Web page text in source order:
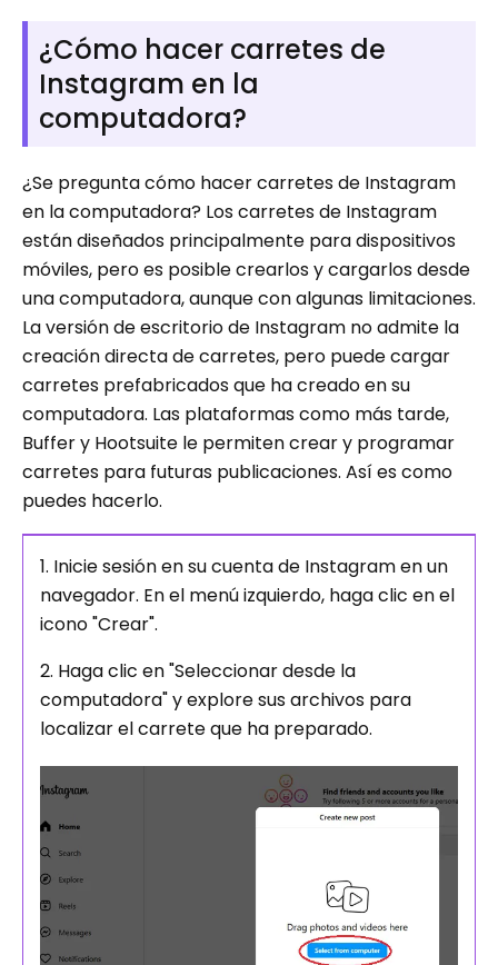
¿Cómo hacer carretes de
Instagram en la
computadora?
¿Se pregunta cómo hacer carretes de Instagram
en la computadora? Los carretes de Instagram
están diseñados principalmente para dispositivos
móviles, pero es posible crearlos y cargarlos desde
una computadora, aunque con algunas limitaciones.
La versión de escritorio de Instagram no admite la
creación directa de carretes, pero puede cargar
carretes prefabricados que ha creado en su
computadora. Las plataformas como más tarde,
Buffer y Hootsuite le permiten crear y programar
carretes para futuras publicaciones. Así es como
puedes hacerlo.
1. Inicie sesión en su cuenta de Instagram en un
navegador. En el menú izquierdo, haga clic en el
icono "Crear".
2. Haga clic en "Seleccionar desde la
computadora" y explore sus archivos para
localizar el carrete que ha preparado.